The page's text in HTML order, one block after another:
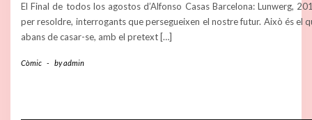
El Final de todos los agostos d’Alfonso Casas Barcelona: Lunwerg,
per resoldre, interrogants que persegueixen el nostre futur. Això és el
abans de casar-se, amb el pretext […]
Còmic - byadmin